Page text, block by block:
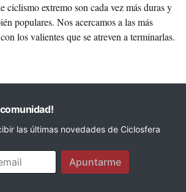
ciclismo extremo son cada vez más duras y
populares. Nos acercamos a las más
los valientes que se atreven a terminarlas.
las últimas novedades de Ciclosfera
Apuntarme